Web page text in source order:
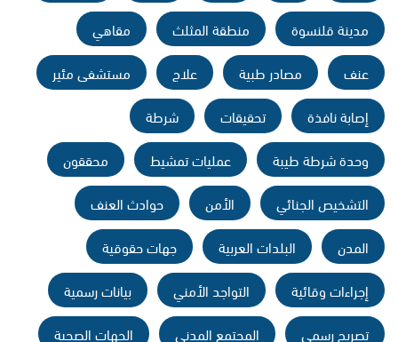
مدينة قلنسوة
منطقة المثلث
مقاهي
عنف
مصادر طبية علاج
مستشفى مئير
إصابة نافذة
تحقيقات
شرطة
وحدة شرطة طيبة
عمليات تمشيط
محققون
التشخيص الجنائي
الأمن
حوادث العنف
المدن
البلدات العربية
جهات حقوقية
إجراءات وقائية
التواجد الأمني
بيانات رسمية
تصريح رسمي
المجتمع المدني الجهات الصحية